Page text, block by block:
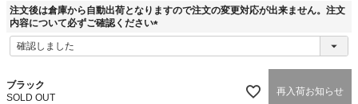
注文後は倉庫から自動出荷となりますので注文の変更対応が出来ません。注文
内容について必ずご確認ください
(
ブラック
SOLD OUT
再入荷お知らせ